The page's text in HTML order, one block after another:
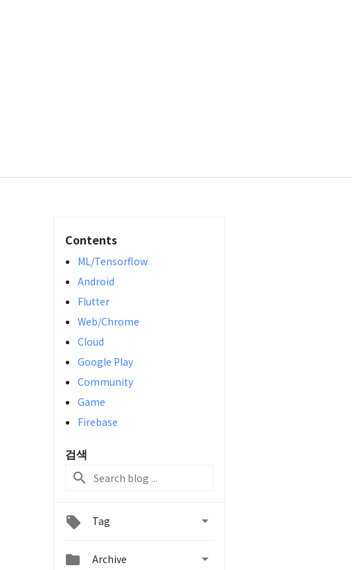
Contents
ML/Tensorflow
Android
Flutter
Web/Chrome
Cloud
Google Play
Community
Game
Firebase
검색
Tag 
 Archive 